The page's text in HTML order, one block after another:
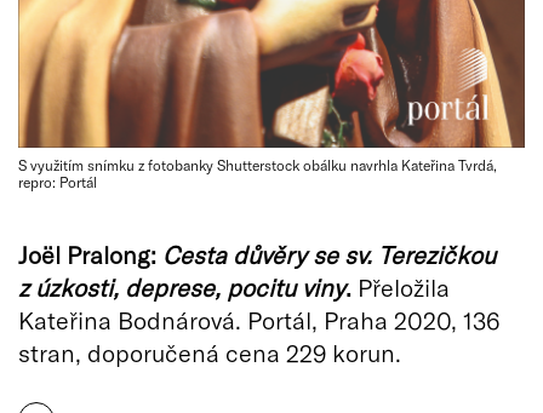
S využitím snímku z fotobanky Shutterstock obálku navrhla Kateřina Tvrdá,
repro: Portál
Joël Pralong: Cesta důvěry se sv. Terezičkou
z úzkosti, deprese, pocitu viny. Přeložila
Kateřina Bodnárová. Portál, Praha 2020, 136
stran, doporučená cena 229 korun.